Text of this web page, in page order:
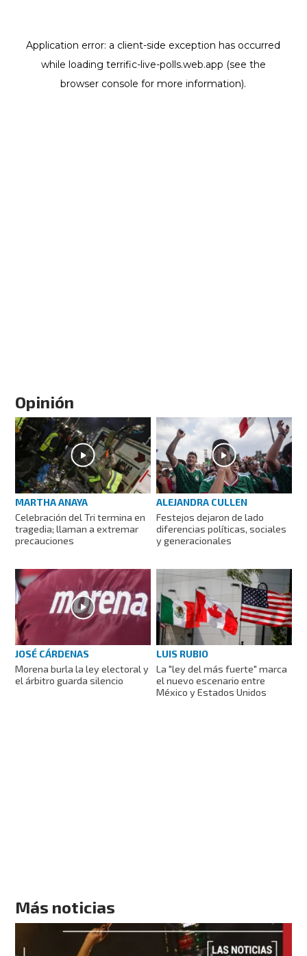
Opinión
MARTHA ANAYA
Celebración del Tri termina en
tragedia; llaman a extremar
precauciones
ALEJANDRA CULLEN
Festejos dejaron de lado
diferencias políticas, sociales
y generacionales
JOSÉ CÁRDENAS
Morena burla la ley electoral y
el árbitro guarda silencio
LUIS RUBIO
La "ley del más fuerte" marca
el nuevo escenario entre
México y Estados Unidos
Más noticias